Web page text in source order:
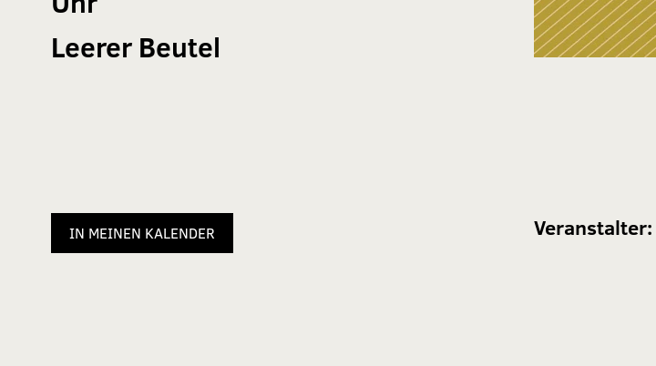
Leerer Beutel
IN MEINEN KALENDER Veranstalter: